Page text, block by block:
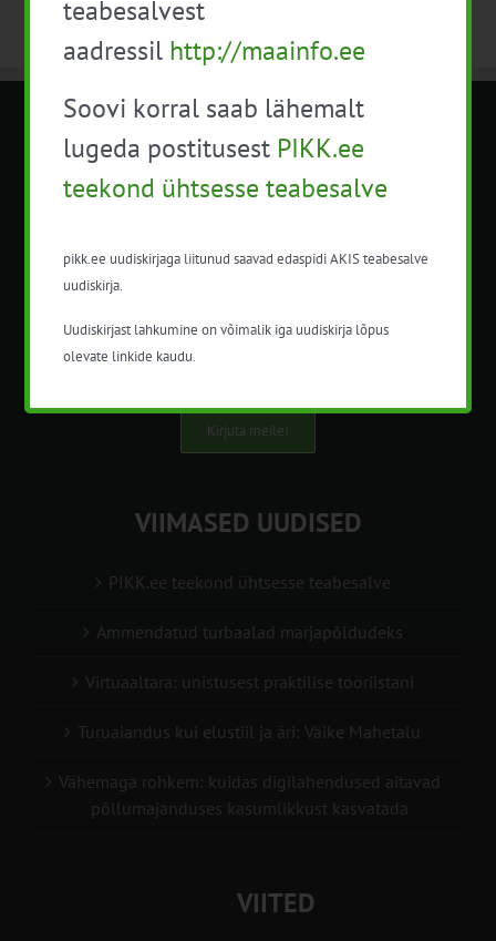
METK NÕUANDETEENISTUS
Nõuandeteenistuse nimetuse alt
nõustamisteenuseid.
info@pikk.ee
Kirjuta meile!
VIIMASED UUDISED
PIKK.ee teekond ühtsesse teabesalve
Ammendatud turbaalad marjapõldudeks
Virtuaaltara: unistusest praktilise tööriistani
Turuaiandus kui elustiil ja äri: Väike Mahetalu
Vähemaga rohkem: kuidas digilahendused aitavad
põllumajanduses kasumlikkust kasvatada
VIITED
teabesalvest
aadressil http://maainfo.ee
Soovi korral saab lähemalt
lugeda postitusest PIKK.ee
teekond ühtsesse teabesalve
pikk.ee uudiskirjaga liitunud saavad edaspidi AKIS teabesalve
uudiskirja.
Uudiskirjast lahkumine on võimalik iga uudiskirja lõpus
olevate linkide kaudu.